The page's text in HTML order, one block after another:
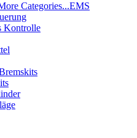
Categories...EMS
Kontrolle